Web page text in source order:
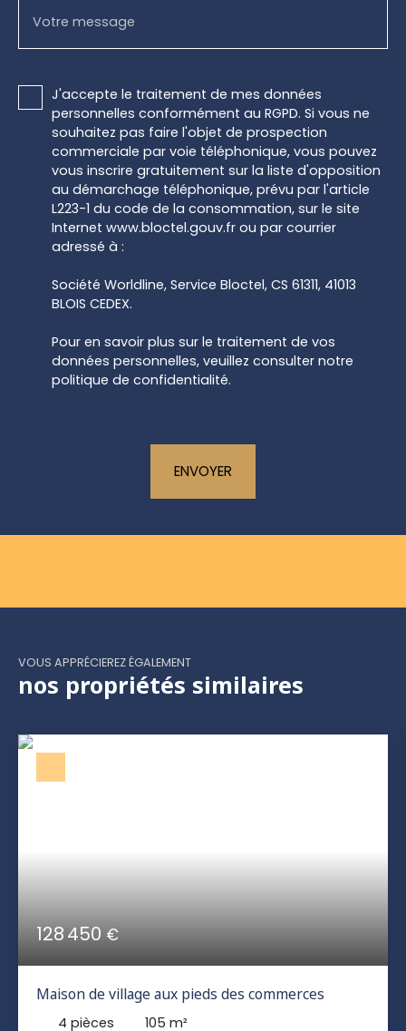
Votre message
J'accepte le traitement de mes données
personnelles conformément au RGPD. Si vous ne
souhaitez pas faire l'objet de prospection
commerciale par voie téléphonique, vous pouvez
vous inscrire gratuitement sur la liste d'opposition
au démarchage téléphonique, prévu par l'article
L223-1 du code de la consommation, sur le site
Internet www.bloctel.gouv.fr ou par courrier
adressé à :
Société Worldline, Service Bloctel, CS 61311, 41013
BLOIS CEDEX.
Pour en savoir plus sur le traitement de vos
données personnelles, veuillez consulter notre
politique de confidentialité.
ENVOYER
VOUS APPRÉCIEREZ ÉGALEMENT
nos propriétés similaires
128 450€
Maison de village aux pieds des commerces
4 pièces 105 m²